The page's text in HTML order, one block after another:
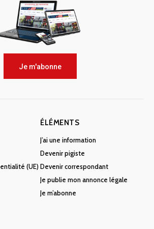
Je m'abonne
(UE)
ÉLÉMENTS
J’ai une information
Devenir pigiste
Devenir correspondant
Je publie mon annonce légale
Je m’abonne